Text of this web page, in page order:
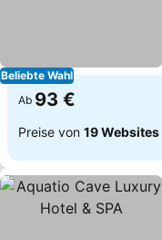
Beliebte Wahl
Ab 93 €
Preise von 19 Websites